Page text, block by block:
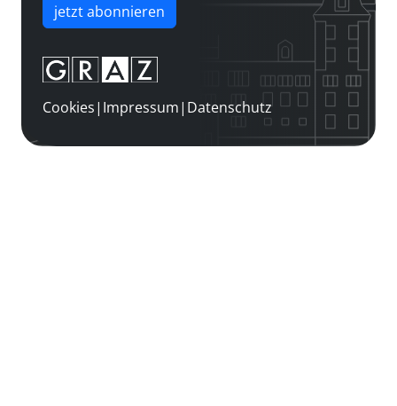
jetzt abonnieren
Cookies| Impressum| Datenschutz